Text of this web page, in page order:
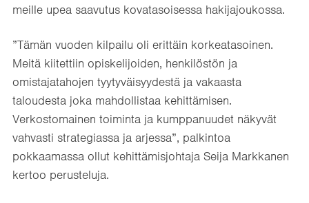
meille upea saavutus kovatasoisessa hakijajoukossa.
”Tämän vuoden kilpailu oli erittäin korkeatasoinen.
Meitä kiitettiin opiskelijoiden, henkilöstön ja
omistajatahojen tyytyväisyydestä ja vakaasta
taloudesta joka mahdollistaa kehittämisen.
Verkostomainen toiminta ja kumppanuudet näkyvät
vahvasti strategiassa ja arjessa”, palkintoa
pokkaamassa ollut kehittämisjohtaja Seija Markkanen
kertoo perusteluja.